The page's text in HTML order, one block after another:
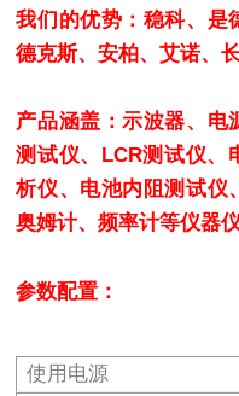
我们的优势：稳科、是
德克斯、安柏、艾诺、
产品涵盖：示波器、电
测试仪、LCR测试仪、
析仪、电池内阻测试仪
奥姆计、频率计等仪器仪
参数配置：
使用电源